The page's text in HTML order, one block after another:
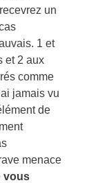
un
1 et
et 2 aux
comme
jamais vu
de
menace
vous